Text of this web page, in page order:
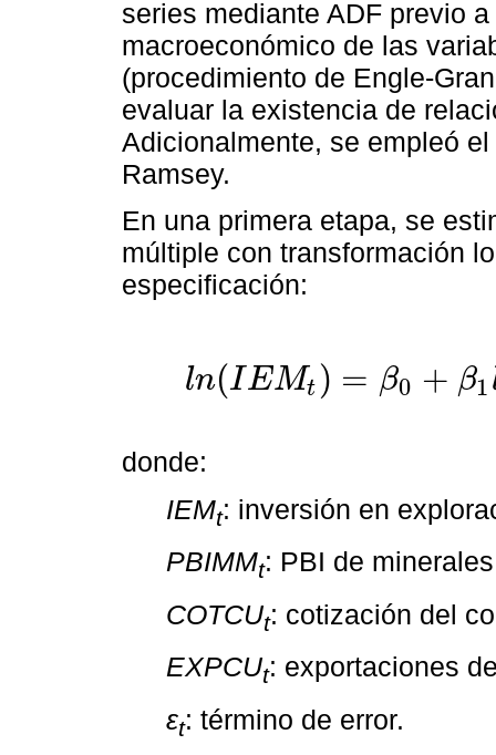
series mediante ADF previo
macroeconómico de las
(procedimiento de Engle-
evaluar la existencia de
Adicionalmente, se empleó
Ramsey.
En una primera etapa, se
múltiple con transformación
especificación:
ln(IEMt ) = β0 + β1
donde:
IEMt: inversión en
PBIMMt: PBI de
COTCUt: cotización del
EXPCUt: exportaciones
εt: término de error.